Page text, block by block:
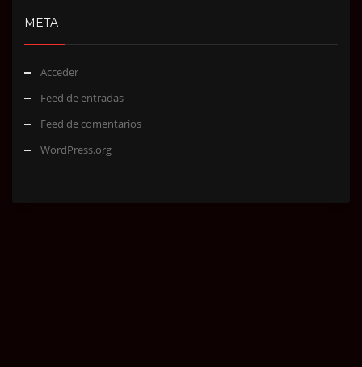
META
Acceder
Feed de entradas
Feed de comentarios
WordPress.org